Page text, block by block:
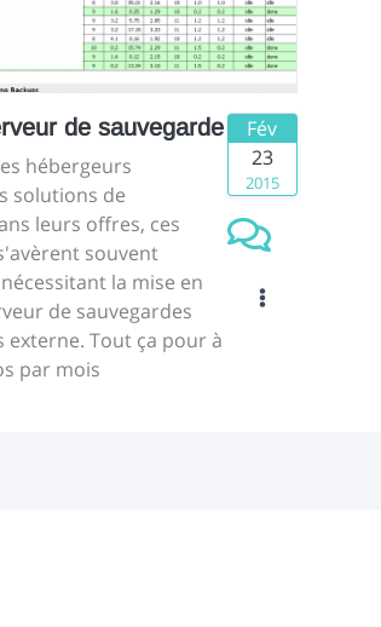
de sauvegarde
hébergeurs
solutions de
leurs offres, ces
souvent
la mise en
de sauvegardes
externe. Tout ça pour à
par mois
Fév
23
2015